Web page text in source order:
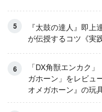
『太鼓の達人』即
が伝授するコツ《実
「DX角獣エンカク
ガホーン」をレビ
オメガホーン』の玩